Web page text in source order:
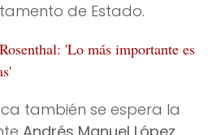
de Estado.
'Lo más importante es
también se espera la